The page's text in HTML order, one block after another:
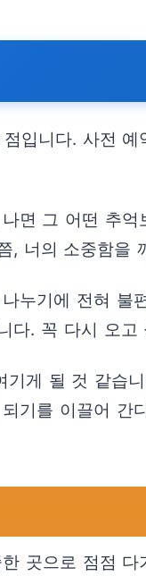
입니다. 사전 예
면 그 어떤 추억
, 너의 소중함을
누기에 전혀 불
다. 꼭 다시 오고
게 될 것 같습
기를 이끌어 간
곳으로 점점